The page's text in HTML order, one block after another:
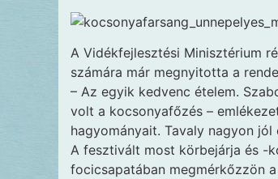
A Vidékfejlesztési Minisztérium
számára már megnyitotta a
– Az egyik kedvenc ételem.
volt a kocsonyafőzés –
hagyományait. Tavaly nagyon
A fesztivált most körbejárja és -
focicsapatában megmérkőzzön